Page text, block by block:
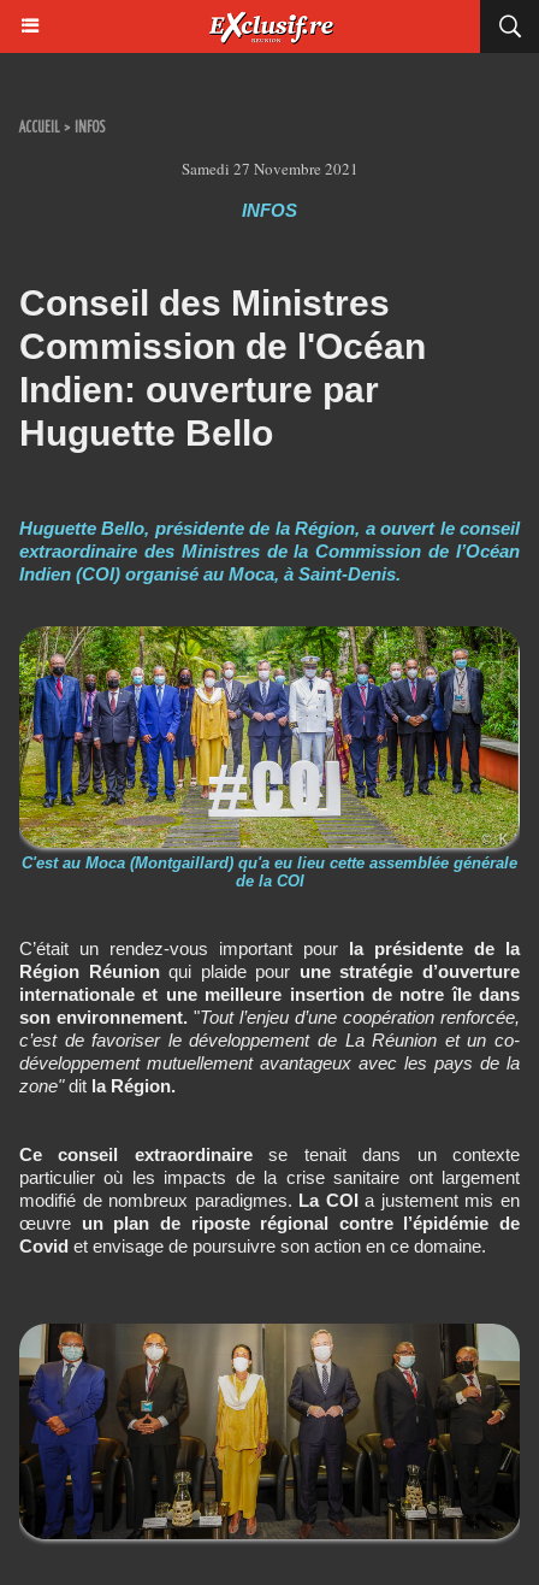
ACCUEIL > INFOS
Samedi 27 Novembre 2021
INFOS
Conseil des Ministres
Commission de l'Océan
Indien: ouverture par
Huguette Bello
Huguette Bello, présidente de la Région, a ouvert le conseil
extraordinaire des Ministres de la Commission de l’Océan
Indien (COI) organisé au Moca, à Saint-Denis.
C'est au Moca (Montgaillard) qu'a eu lieu cette assemblée générale
de la COI
C’était un rendez-vous important pour la présidente de la
Région Réunionqui plaide pour une stratégie d’ouverture
internationale et une meilleure insertion de notre île dans
son environnement. "Tout l’enjeu d’une coopération renforcée,
c’est de favoriser le développement de La Réunion et un co-
développement mutuellement avantageux avec les pays de la
zone"dit la Région.
Ce conseil extraordinairese tenait dans un contexte
particulier où les impacts de la crise sanitaire ont largement
modifié de nombreux paradigmes. La COIa justement mis en
œuvre un plan de riposte régional contre l’épidémie de
Covid et envisage de poursuivre son action en ce domaine.